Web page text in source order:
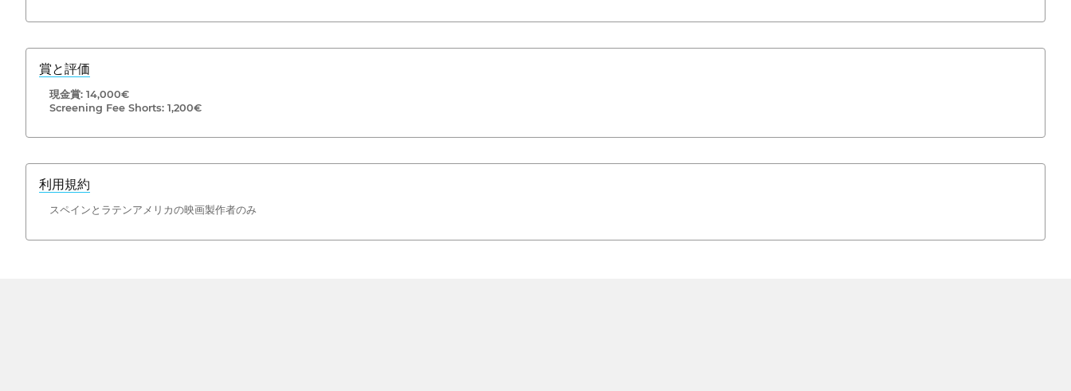
賞と評価
現金賞: 14,000€
Screening Fee Shorts: 1,200€
利用規約
スペインとラテンアメリカの映画製作者のみ